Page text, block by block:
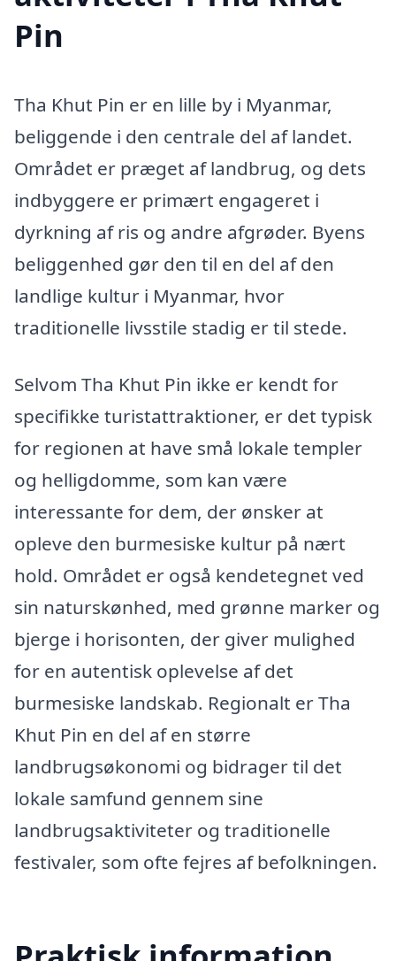
Pin
Tha Khut Pin er en lille by i Myanmar,
beliggende i den centrale del af landet.
Området er præget af landbrug, og dets
indbyggere er primært engageret i
dyrkning af ris og andre afgrøder. Byens
beliggenhed gør den til en del af den
landlige kultur i Myanmar, hvor
traditionelle livsstile stadig er til stede.
Selvom Tha Khut Pin ikke er kendt for
specifikke turistattraktioner, er det typisk
for regionen at have små lokale templer
og helligdomme, som kan være
interessante for dem, der ønsker at
opleve den burmesiske kultur på nært
hold. Området er også kendetegnet ved
sin naturskønhed, med grønne marker og
bjerge i horisonten, der giver mulighed
for en autentisk oplevelse af det
burmesiske landskab. Regionalt er Tha
Khut Pin en del af en større
landbrugsøkonomi og bidrager til det
lokale samfund gennem sine
landbrugsaktiviteter og traditionelle
festivaler, som ofte fejres af befolkningen.